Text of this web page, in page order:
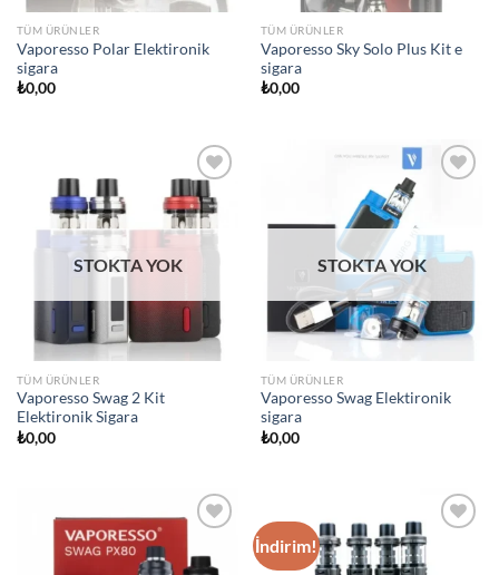
TÜM ÜRÜNLER
Vaporesso Polar Elektironik
sigara
₺0,00
TÜM ÜRÜNLER
Vaporesso Sky Solo Plus Kit e
sigara
₺0,00
Add to
wishlist
STOKTA YOK
TÜM ÜRÜNLER
Vaporesso Swag 2 Kit
Elektironik Sigara
₺0,00
STOKTA YOK
TÜM ÜRÜNLER
Vaporesso Swag Elektironik
sigara
₺0,00
wishlist
İndirim!